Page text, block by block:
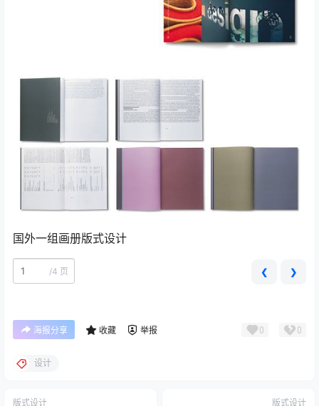
国外一组画册版式设计
/4 页 ❮ ❯
海报分享 收藏 举报 0 0
设计
版式设计 版式设计